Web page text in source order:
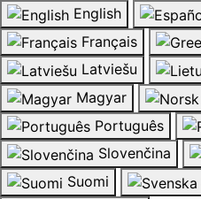
English
Français
Latviešu
Magyar
Português
Slovenčina
Suomi